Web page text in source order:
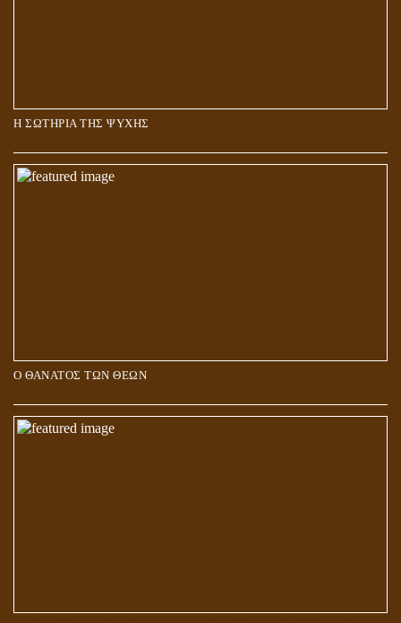
Η ΣΩΤΗΡΙΑ ΤΗΣ ΨΥΧΗΣ
Ο ΘΑΝΑΤΟΣ ΤΩΝ ΘΕΩΝ